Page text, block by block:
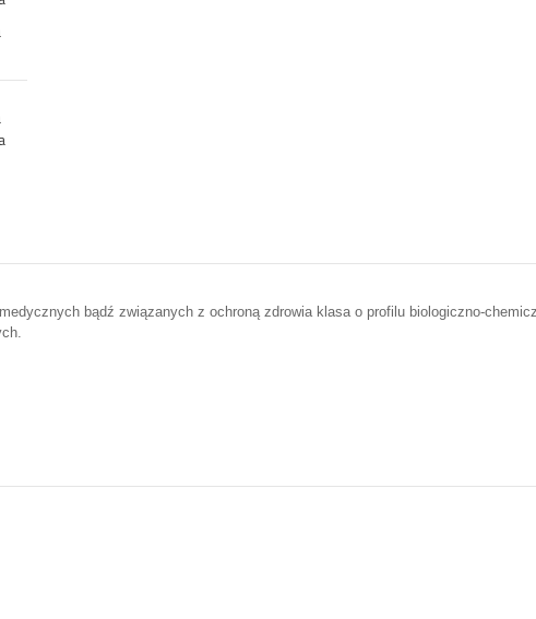
bądź związanych z ochroną zdrowia klasa o profilu biologiczno-